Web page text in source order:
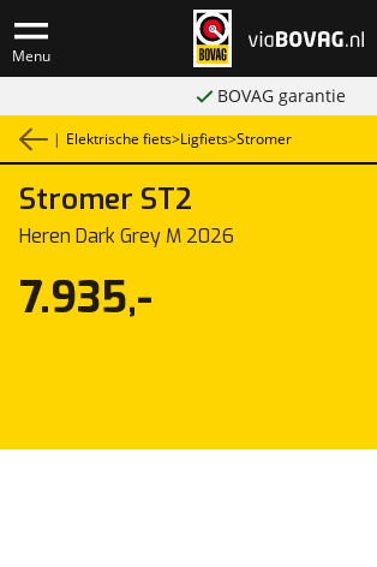
Menu
BOVAG garantie
| Elektrische fiets>Ligfiets>Stromer
Stromer ST2
Heren Dark Grey M 2026
7.935,-